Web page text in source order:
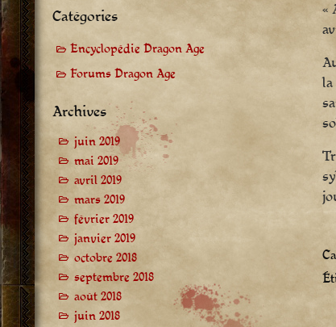
«
la
Catégories
Encyclopédie Dragon Age
Forums Dragon Age
Archives
juin 2019
mai 2019
avril 2019
mars 2019
février 2019
janvier 2019
octobre 2018
septembre 2018
août 2018
juin 2018